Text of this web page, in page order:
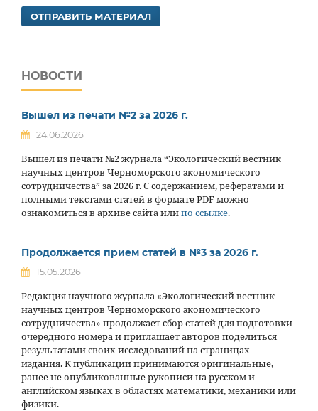
ОТПРАВИТЬ МАТЕРИАЛ
НОВОСТИ
Вышел из печати №2 за 2026 г.
24.06.2026
Вышел из печати №2 журнала “Экологический вестник
научных центров Черноморского экономического
сотрудничества” за 2026 г. С содержанием, рефератами и
полными текстами статей в формате PDF можно
ознакомиться в архиве сайта илипо ссылке.
Продолжается прием статей в №3 за 2026 г.
15.05.2026
Редакция научного журнала «Экологический вестник
научных центров Черноморского экономического
сотрудничества» продолжает сбор статей для подготовки
очередного номера и приглашает авторов поделиться
результатами своих исследований на страницах
издания. К публикации принимаются оригинальные,
ранее не опубликованные рукописи на русском и
английском языках в областях математики, механики или
физики.